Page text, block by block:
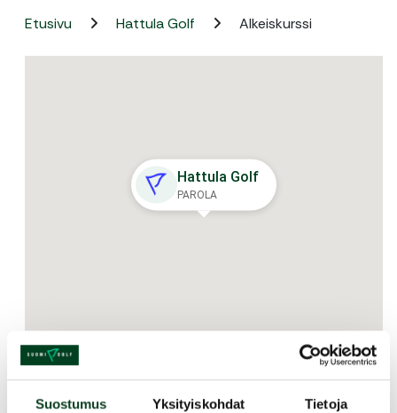
Suostumus Yksityiskohdat Tietoja
Etusivu Hattula Golf Alkeiskurssi
Hattula Golf
PAROLA
Jaa kurssi kaverille